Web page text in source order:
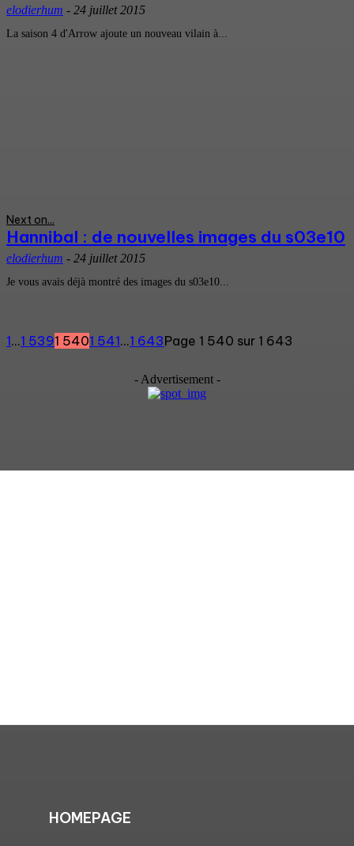
elodierhum - 24 juillet 2015
La saison 4 d'Arrow ajoute un nouveau vilain à...
Next on...
Hannibal : de nouvelles images du s03e10
elodierhum - 24 juillet 2015
Je vous avais déjà montré des images du s03e10...
1...1 5391 5401 541...1 643Page 1 540 sur 1 643
- Advertisement -
HOMEPAGE